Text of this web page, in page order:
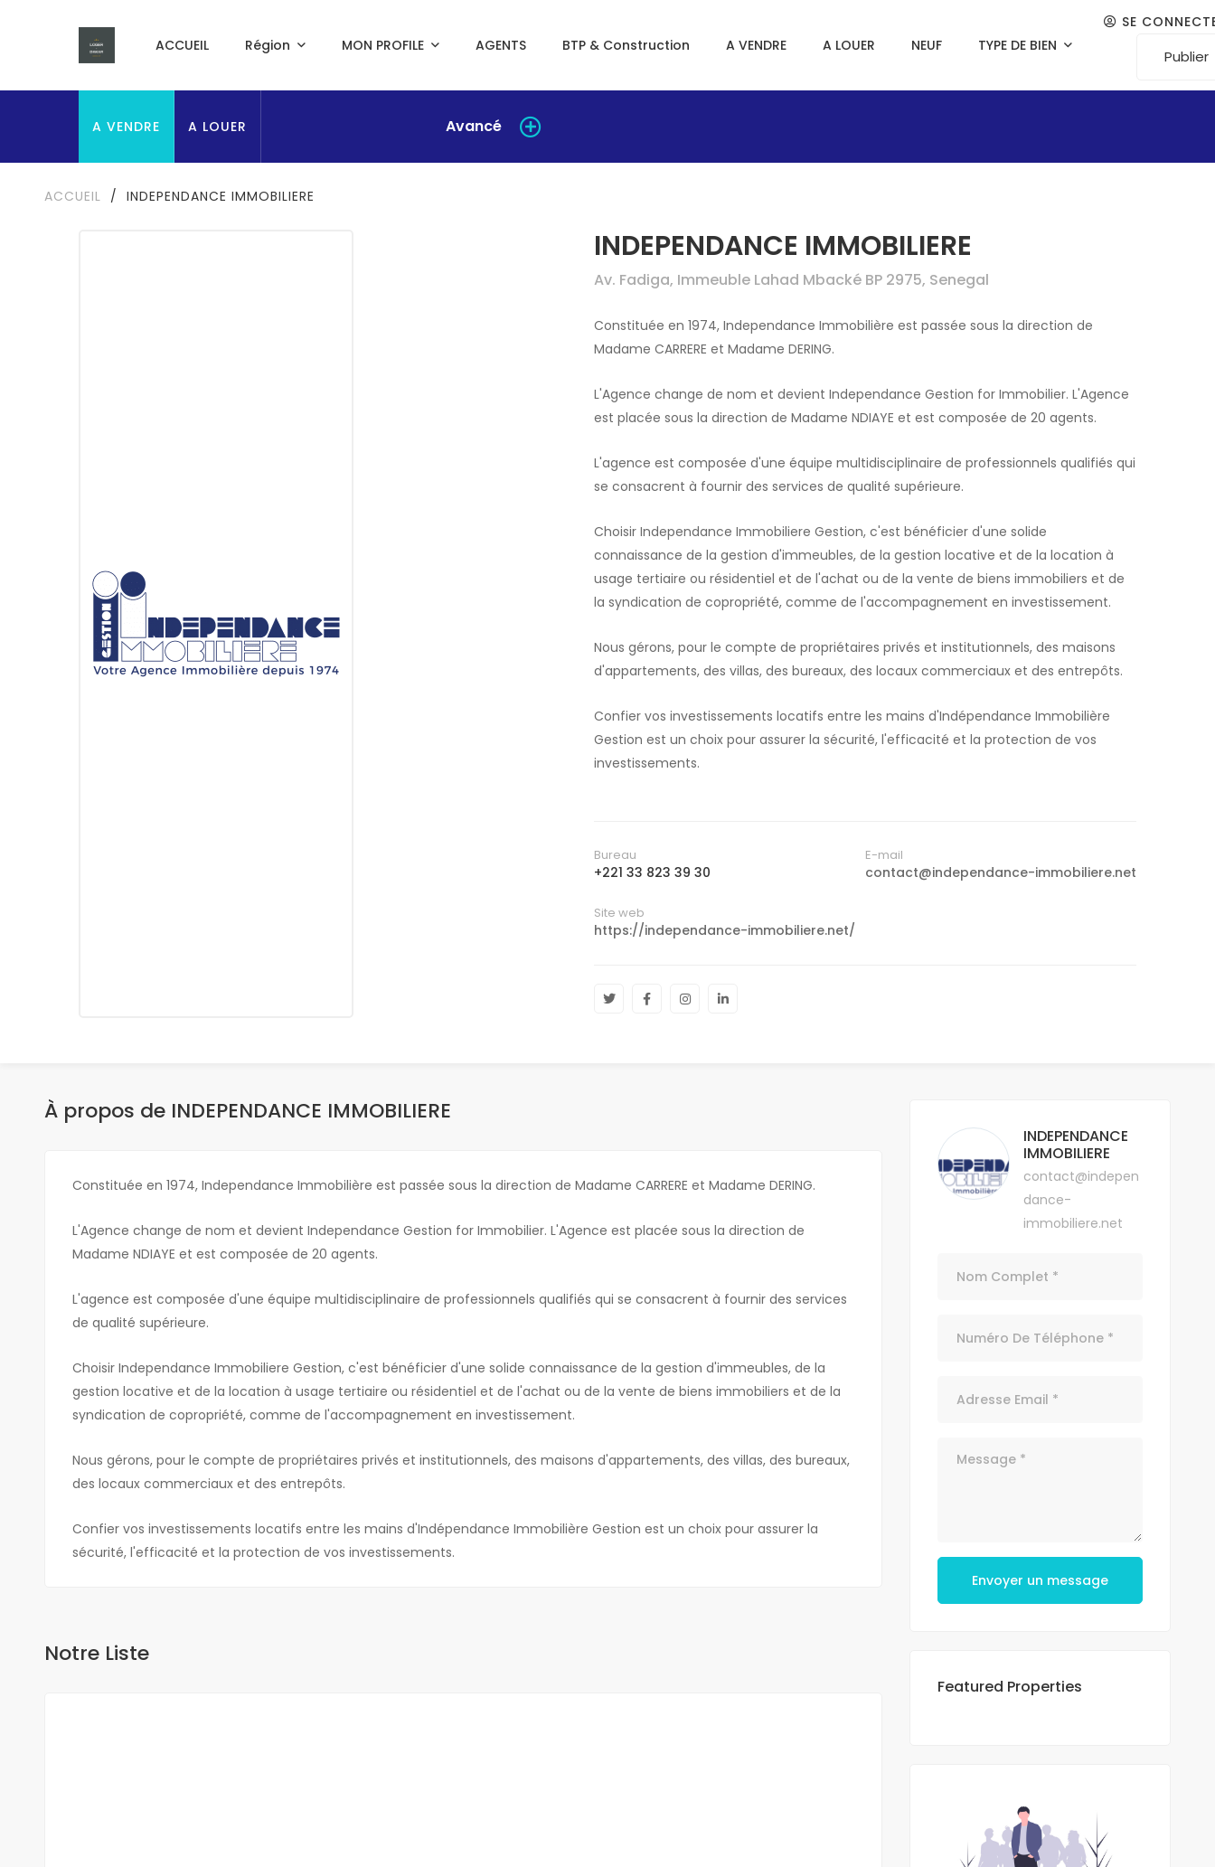
ACCUEIL Région MON PROFILE AGENTS BTP & Construction A VENDRE A LOUER NEUF TYPE DE BIEN
SE
Publier
A VENDRE A LOUER Avancé
ACCUEIL / INDEPENDANCE IMMOBILIERE
INDEPENDANCE IMMOBILIERE
Av. Fadiga, Immeuble Lahad Mbacké BP 2975, Senegal
Constituée en 1974, Independance Immobilière est passée sous la direction de
Madame CARRERE et Madame DERING.
L'Agence change de nom et devient Independance Gestion for Immobilier. L'Agence
est placée sous la direction de Madame NDIAYE et est composée de 20 agents.
L'agence est composée d'une équipe multidisciplinaire de professionnels qualifiés qui
se consacrent à fournir des services de qualité supérieure.
Choisir Independance Immobiliere Gestion, c'est bénéficier d'une solide
connaissance de la gestion d'immeubles, de la gestion locative et de la location à
usage tertiaire ou résidentiel et de l'achat ou de la vente de biens immobiliers et de
la syndication de copropriété, comme de l'accompagnement en investissement.
Nous gérons, pour le compte de propriétaires privés et institutionnels, des maisons
d'appartements, des villas, des bureaux, des locaux commerciaux et des entrepôts.
Confier vos investissements locatifs entre les mains d'Indépendance Immobilière
Gestion est un choix pour assurer la sécurité, l'efficacité et la protection de vos
investissements.
Bureau
+221 33 823 39 30
E-mail
contact@independance-immobiliere.net
Site web
https://independance-immobiliere.net/
À propos de INDEPENDANCE IMMOBILIERE
Constituée en 1974, Independance Immobilière est passée sous la direction de Madame CARRERE et Madame DERING.
L'Agence change de nom et devient Independance Gestion for Immobilier. L'Agence est placée sous la direction de
Madame NDIAYE et est composée de 20 agents.
L'agence est composée d'une équipe multidisciplinaire de professionnels qualifiés qui se consacrent à fournir des services
de qualité supérieure.
Choisir Independance Immobiliere Gestion, c'est bénéficier d'une solide connaissance de la gestion d'immeubles, de la
gestion locative et de la location à usage tertiaire ou résidentiel et de l'achat ou de la vente de biens immobiliers et de la
syndication de copropriété, comme de l'accompagnement en investissement.
Nous gérons, pour le compte de propriétaires privés et institutionnels, des maisons d'appartements, des villas, des bureaux,
des locaux commerciaux et des entrepôts.
Confier vos investissements locatifs entre les mains d'Indépendance Immobilière Gestion est un choix pour assurer la
sécurité, l'efficacité et la protection de vos investissements.
Notre Liste
INDEPENDANCE
IMMOBILIERE
contact@indepen
dance-
immobiliere.net
Envoyer un message
Featured Properties